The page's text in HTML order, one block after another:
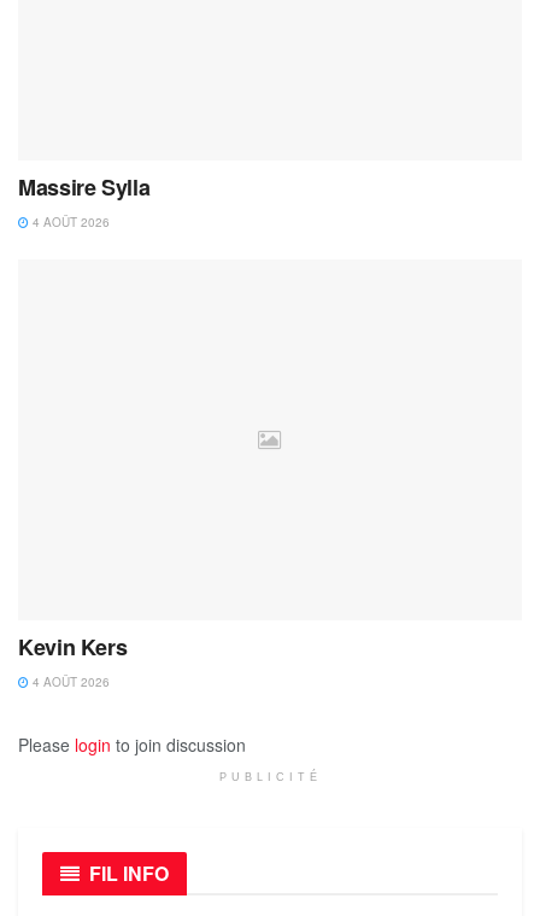
Massire Sylla
4 AOÛT 2026
Kevin Kers
4 AOÛT 2026
Please login to join discussion
PUBLICITÉ
FIL INFO